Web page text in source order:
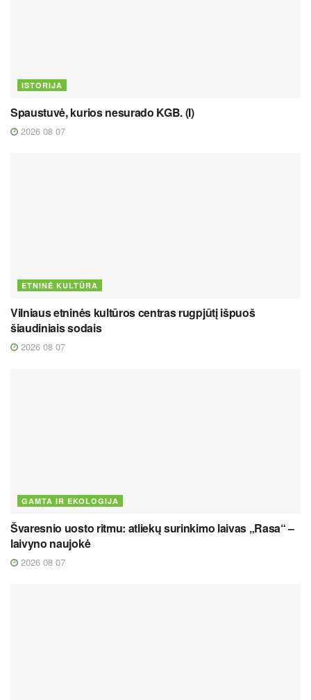
ISTORIJA
Spaustuvė, kurios nesurado KGB. (I)
2026 08 07
ETNINĖ KULTŪRA
Vilniaus etninės kultūros centras rugpjūtį išpuoš
šiaudiniais sodais
2026 08 07
GAMTA IR EKOLOGIJA
Švaresnio uosto ritmu: atliekų surinkimo laivas „Rasa“ –
laivyno naujokė
2026 08 07